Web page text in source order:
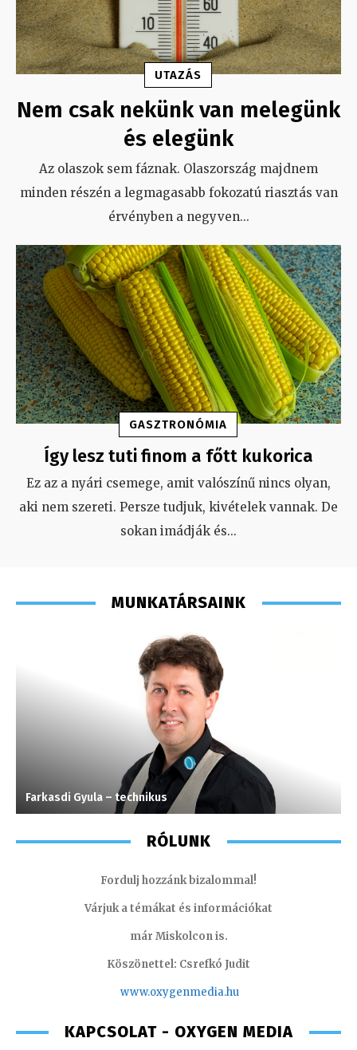
UTAZÁS
Nem csak nekünk van melegünk
és elegünk
Az olaszok sem fáznak. Olaszország majdnem
minden részén a legmagasabb fokozatú riasztás van
érvényben a negyven...
GASZTRONÓMIA
Így lesz tuti finom a főtt kukorica
Ez az a nyári csemege, amit valószínű nincs olyan,
aki nem szereti. Persze tudjuk, kivételek vannak. De
sokan imádják és...
MUNKATÁRSAINK
Farkasdi Gyula – technikus
RÓLUNK
Fordulj hozzánk bizalommal!
Várjuk a témákat és információkat
már Miskolcon is.
Köszönettel: Csrefkó Judit
www.oxygenmedia.hu
KAPCSOLAT - OXYGEN MEDIA